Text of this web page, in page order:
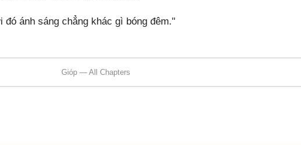
ánh sáng chẳng khác gì bóng đêm."
Gióp — All Chapters